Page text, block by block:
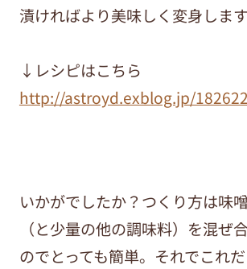
漬ければより美味しく変身しま
↓レシピはこちら
http://astroyd.exblog.jp/
いかがでしたか？つくり方は味
（と少量の他の調味料）を混ぜ
のでとっても簡単。それでこれ